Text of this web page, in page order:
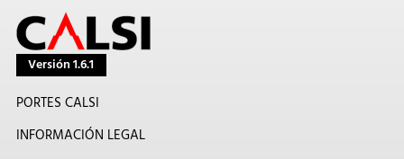
Versión 1.6.1
PORTES CALSI
INFORMACIÓN LEGAL